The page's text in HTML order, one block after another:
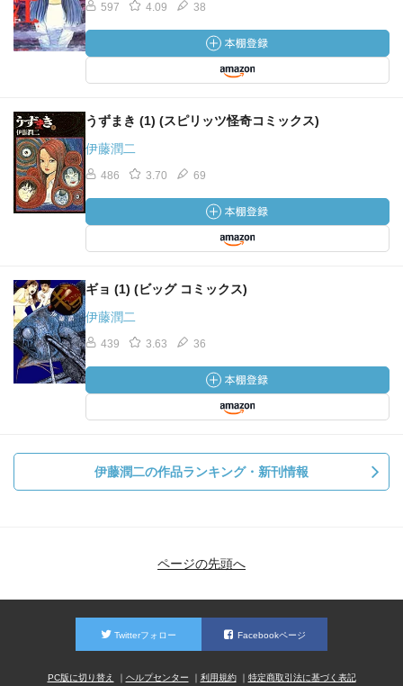
597 4.09 38
うずまき (1) (スピリッツ怪奇コミックス)
伊藤潤二
486 3.70 69
ギョ (1) (ビッグ コミックス)
伊藤潤二
439 3.63 36
伊藤潤二の作品ランキング・新刊情報
ページの先頭へ
Twitterフォロー Facebookページ
PC版に切り替え ヘルプセンター 利用規約 特定商取引法に基づく表記